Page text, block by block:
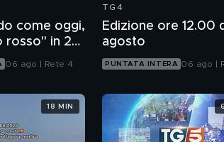
come oggi,
rosso" in 27
06 ago | Rete 4
TG4
Edizione ore 12.00
agosto
PUNTATA INTERA 06 ago |
18 MIN